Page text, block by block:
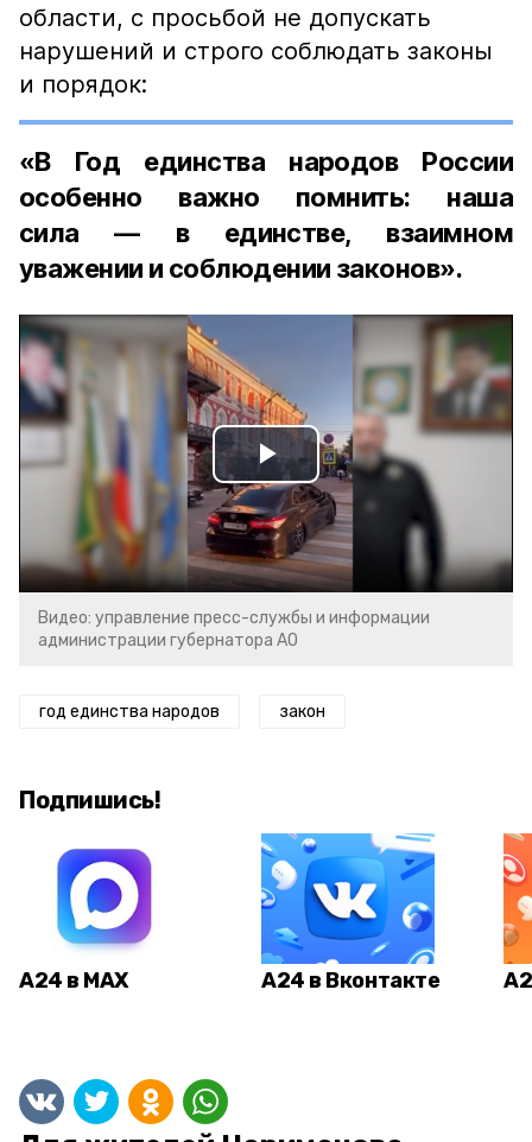
области, с просьбой не допускать
нарушений и строго соблюдать законы
и порядок:
«В Год единства народов России
особенно важно помнить: наша
сила — в единстве, взаимном
уважении и соблюдении законов».
Play
Video
Видео: управление пресс-службы и информации
администрации губернатора АО
год единства народов закон
Подпишись!
А24 в MAX А24 в Вконтакте